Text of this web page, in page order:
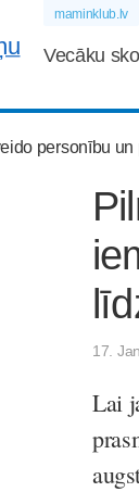
maminklub.lv
Vecāku
17.
Lai